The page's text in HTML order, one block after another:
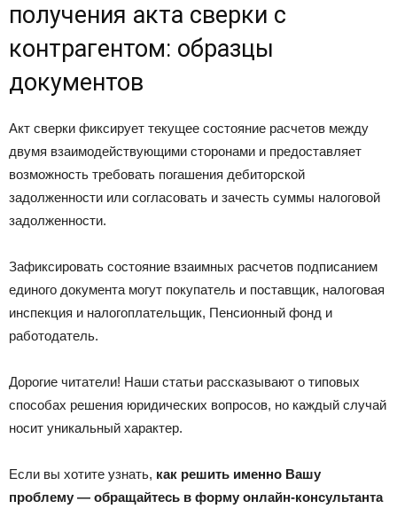
получения акта сверки с
контрагентом: образцы
документов
Акт сверки фиксирует текущее состояние расчетов между
двумя взаимодействующими сторонами и предоставляет
возможность требовать погашения дебиторской
задолженности или согласовать и зачесть суммы налоговой
задолженности.
Зафиксировать состояние взаимных расчетов подписанием
единого документа могут покупатель и поставщик, налоговая
инспекция и налогоплательщик, Пенсионный фонд и
работодатель.
Дорогие читатели! Наши статьи рассказывают о типовых
способах решения юридических вопросов, но каждый случай
носит уникальный характер.
Если вы хотите узнать, как решить именно Вашу
проблему — обращайтесь в форму онлайн-консультанта